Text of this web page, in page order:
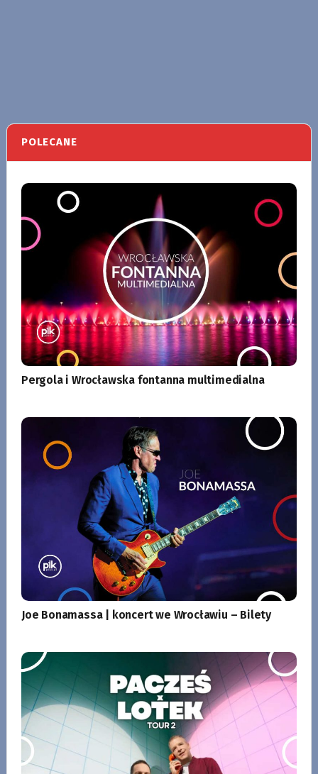
POLECANE
Pergola i Wrocławska fontanna multimedialna
Joe Bonamassa | koncert we Wrocławiu – Bilety